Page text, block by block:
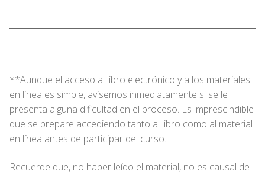
**Aunque el acceso al libro electrónico y a los materiales
en línea es simple, avísemos inmediatamente si se le
presenta alguna dificultad en el proceso. Es imprescindible
que se prepare accediendo tanto al libro como al material
en línea antes de participar del curso.
Recuerde que, no haber leído el material, no es causal de